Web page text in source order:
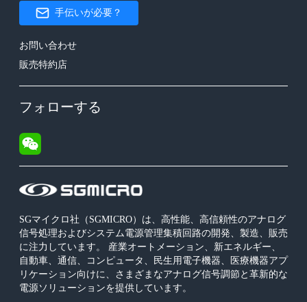
SGマイクロ社（SGMICRO）は、高性能、高信頼性のアナログ
信号処理およびシステム電源管理集積回路の開発、製造、販売
に注力しています。 産業オートメーション、新エネルギー、
自動車、通信、コンピュータ、民生用電子機器、医療機器アプ
リケーション向けに、さまざまなアナログ信号調節と革新的な
電源ソリューションを提供しています。
手伝いが必要？
お問い合わせ
販売特約店
フォローする